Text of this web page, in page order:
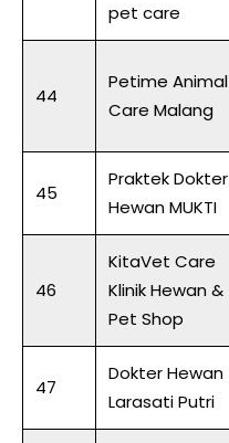
pet care
44
Petime Animal
Care Malang
45
Praktek Dokter
Hewan MUKTI
46
KitaVet Care
Klinik Hewan &
Pet Shop
47
Dokter Hewan
Larasati Putri